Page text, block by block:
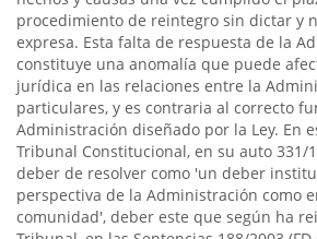
procedimiento de reintegro sin dictar y
expresa. Esta falta de respuesta de la
constituye una anomalía que puede
jurídica en las relaciones entre la
particulares, y es contraria al correcto
Administración diseñado por la Ley. En
Tribunal Constitucional, en su auto 331/
deber de resolver como 'un deber
perspectiva de la Administración como
comunidad', deber este que según ha